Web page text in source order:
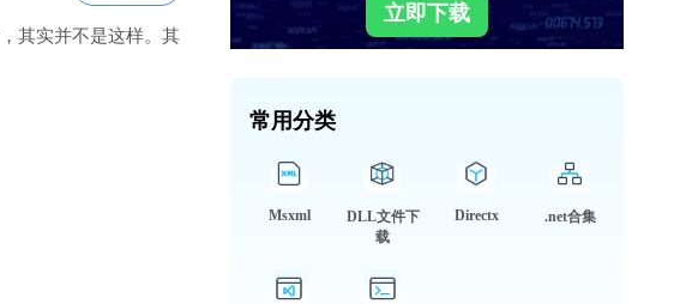
其实并不是这样。其
立即下载
常用分类
Msxml
DLL文件下
载
Directx .net合集